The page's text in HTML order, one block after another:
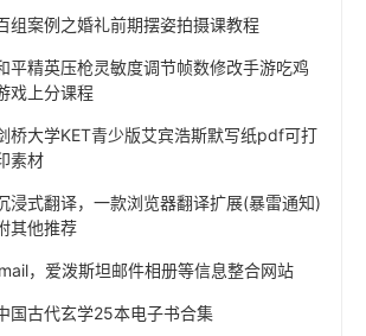
组案例之婚礼前期摆姿拍摄课教程
平精英压枪灵敏度调节帧数修改手游吃鸡
戏上分课程
桥大学KET青少版艾宾浩斯默写纸pdf可打
素材
浸式翻译，一款浏览器翻译扩展(暴雷通知)
其他推荐
，爱泼斯坦邮件相册等信息整合网站
国古代玄学25本电子书合集